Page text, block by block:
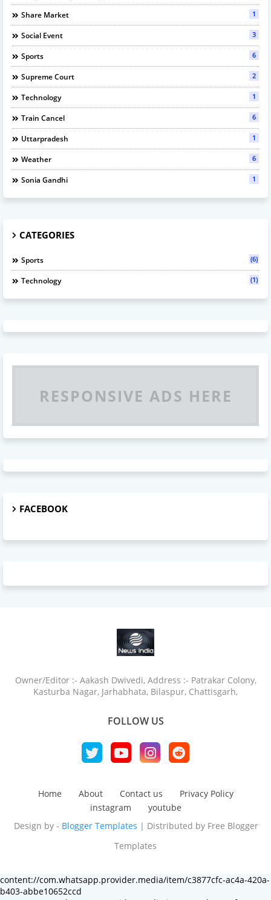
Share Market 1
Social Event 3
Sports 6
Supreme Court 2
Technology 1
Train Cancel 6
Uttarpradesh 1
Weather 6
Sonia Gandhi 1
CATEGORIES
Sports (6)
Technology (1)
RESPONSIVE ADS HERE
FACEBOOK
Owner/Editor :- Aakash Dwivedi, Address :- Patrakar Colony,
Kasturba Nagar, Jarhabhata, Bilaspur, Chattisgarh,
FOLLOW US
Home About Contact us
Privacy Policy
instagram
youtube
Design by - Blogger Templates | Distributed by Free Blogger
Templates
content://com.whatsapp.provider.media/item/c3877cfc-ac4a-420a-
b403-abbe10652ccd